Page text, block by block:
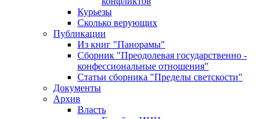
Курьезы
Сколько верующих
Публикации
Из книг "Панорамы"
Сборник "Преодолевая государственно -
конфессиональные отношения"
Статьи сборника "Пределы светскости"
Документы
Архив
Власть